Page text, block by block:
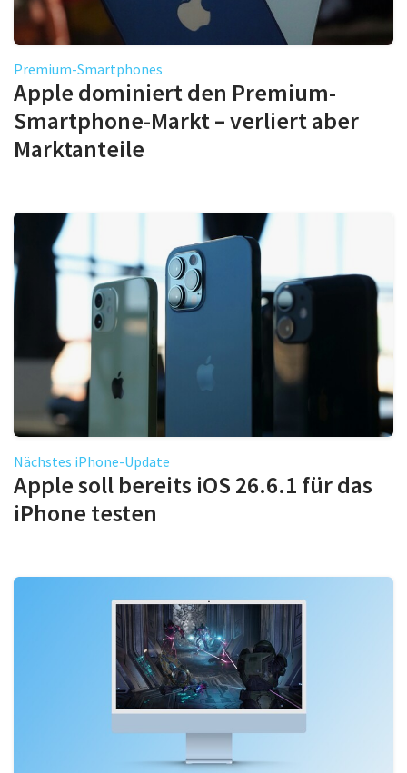
Premium-Smartphones
Apple dominiert den Premium-
Smartphone-Markt – verliert aber
Marktanteile
Nächstes iPhone-Update
Apple soll bereits iOS 26.6.1 für das
iPhone testen